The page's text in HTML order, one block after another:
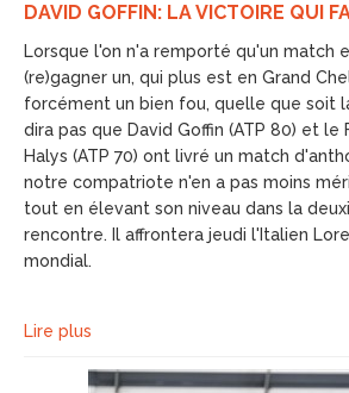
DAVID GOFFIN: LA VICTOIRE QUI
Lorsque l'on n'a remporté qu'un match
(re)gagner un, qui plus est en Grand
forcément un bien fou, quelle que soit
dira pas que David Goffin (ATP 80) et le
Halys (ATP 70) ont livré un match
notre compatriote n'en a pas moins
tout en élevant son niveau dans la
rencontre. Il affrontera jeudi l'Italien
mondial.
Lire plus